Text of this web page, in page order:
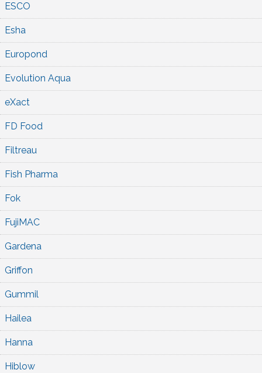
ESCO
Esha
Europond
Evolution Aqua
eXact
FD Food
Filtreau
Fish Pharma
Fok
FujiMAC
Gardena
Griffon
Gummil
Hailea
Hanna
Hiblow